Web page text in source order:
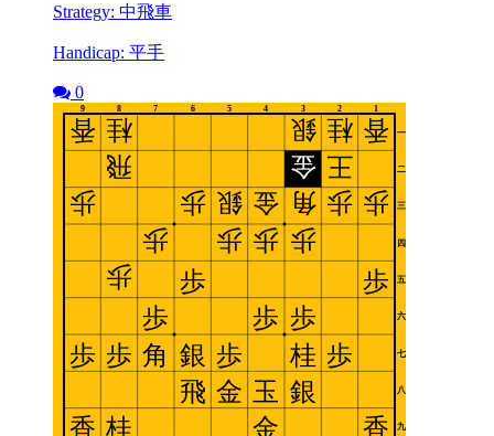
Strategy: 中飛車
Handicap: 平手
0